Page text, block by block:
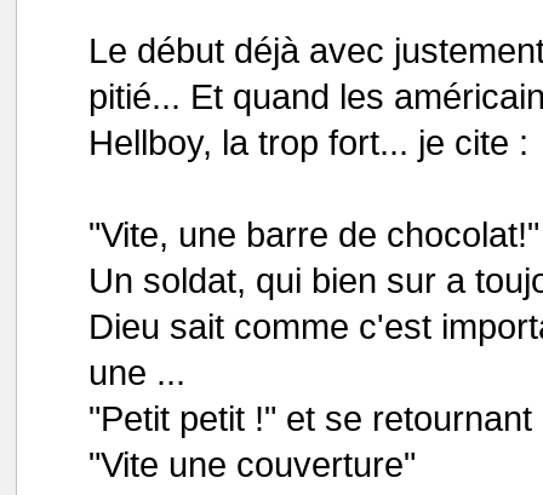
Le début déjà avec
pitié... Et quand les
Hellboy, la trop fort... je cite :
"Vite, une barre de chocolat!"
Un soldat, qui bien sur a
Dieu sait comme c'est
une ...
"Petit petit !" et se retournant
"Vite une couverture"